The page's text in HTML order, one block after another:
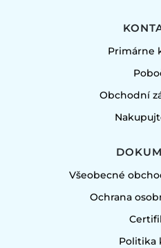
Primárne
Obchodní
Všeobecné
Ochrana
Politika